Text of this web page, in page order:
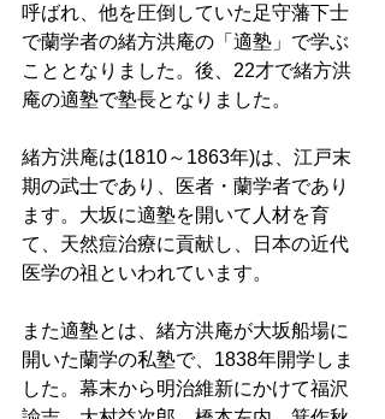
呼ばれ、他を圧倒していた足守藩下士
で蘭学者の緒方洪庵の「適塾」で学ぶ
こととなりました。後、22才で緒方洪
庵の適塾で塾長となりました。
緒方洪庵は(1810～1863年)は、江戸末
期の武士であり、医者・蘭学者であり
ます。大坂に適塾を開いて人材を育
て、天然痘治療に貢献し、日本の近代
医学の祖といわれています。
また適塾とは、緒方洪庵が大坂船場に
開いた蘭学の私塾で、1838年開学しま
した。幕末から明治維新にかけて福沢